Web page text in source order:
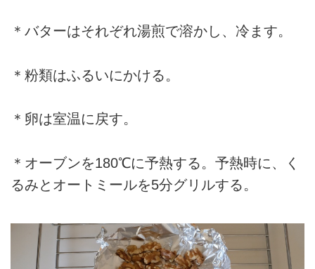
＊バターはそれぞれ湯煎で溶かし、冷ます。
＊粉類はふるいにかける。
＊卵は室温に戻す。
＊オーブンを180℃に予熱する。予熱時に、く
るみとオートミールを5分グリルする。